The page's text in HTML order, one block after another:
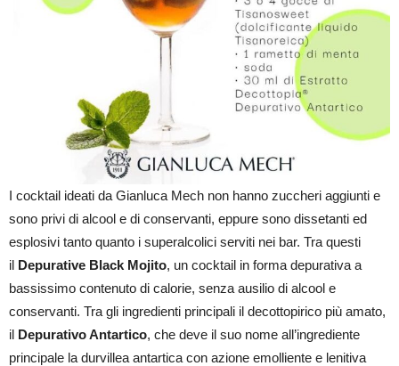
I cocktail ideati da Gianluca Mech non hanno zuccheri aggiunti e
sono privi di alcool e di conservanti, eppure sono dissetanti ed
esplosivi tanto quanto i superalcolici serviti nei bar. Tra questi
il Depurative Black Mojito, un cocktail in forma depurativa a
bassissimo contenuto di calorie, senza ausilio di alcool e
conservanti. Tra gli ingredienti principali il decottopirico più amato,
il Depurativo Antartico, che deve il suo nome all’ingrediente
principale la durvillea antartica con azione emolliente e lenitiva